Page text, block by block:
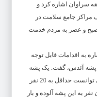
سراوان اشاره کرد و
مراکز جامع سلامت در
و عصر به مردم خدمت
به اقدامات قابل توجه
پشه آئدس، گفت: یک پشه
آئدس در صورت عدم کنترل و انتشار می توانست حداقل به 20 نفر
به این پشه آلوده و بار